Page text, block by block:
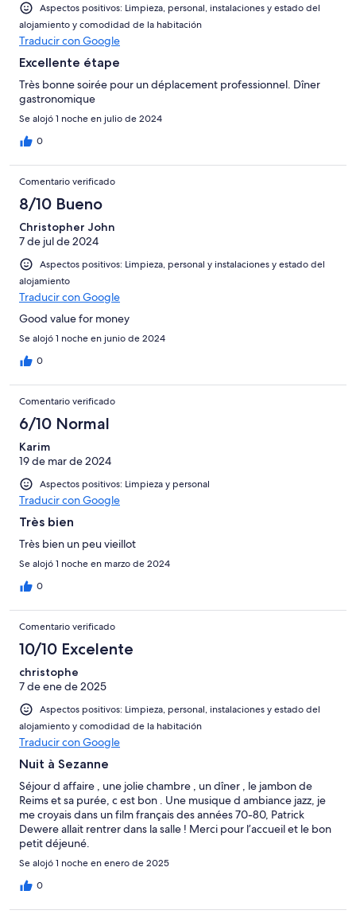
Aspectos positivos: Limpieza, personal, instalaciones y estado del
alojamiento y comodidad de la habitación
Traducir con Google
Excellente étape
Très bonne soirée pour un déplacement professionnel. Dîner
gastronomique
Se alojó 1 noche en julio de 2024
0
Comentario verificado
8/10 Bueno
Christopher John
7 de jul de 2024
Aspectos positivos: Limpieza, personal y instalaciones y estado del
alojamiento
Traducir con Google
Good value for money
Se alojó 1 noche en junio de 2024
0
Comentario verificado
6/10 Normal
Karim
19 de mar de 2024
Aspectos positivos: Limpieza y personal
Traducir con Google
Très bien
Très bien un peu vieillot
Se alojó 1 noche en marzo de 2024
0
Comentario verificado
10/10 Excelente
christophe
7 de ene de 2025
Aspectos positivos: Limpieza, personal, instalaciones y estado del
alojamiento y comodidad de la habitación
Traducir con Google
Nuit à Sezanne
Séjour d affaire , une jolie chambre , un dîner , le jambon de
Reims et sa purée, c est bon . Une musique d ambiance jazz, je
me croyais dans un film français des années 70-80, Patrick
Dewere allait rentrer dans la salle ! Merci pour l’accueil et le bon
petit déjeuné.
Se alojó 1 noche en enero de 2025
0